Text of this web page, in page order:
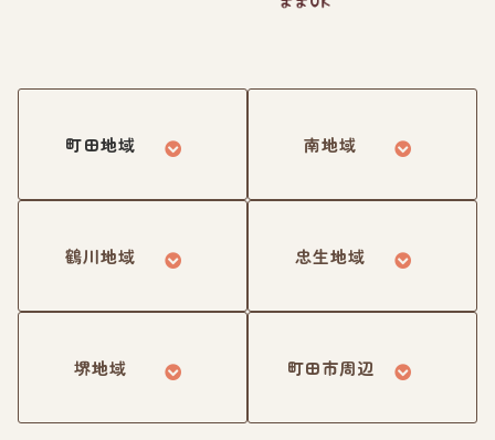
町田地域 南地域
鶴川地域 忠生地域
堺地域 町田市周辺